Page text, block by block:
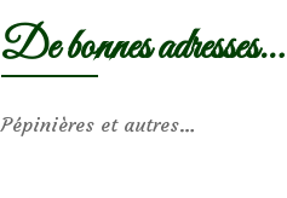
De bonnes adresses…
Pépinières et autres…